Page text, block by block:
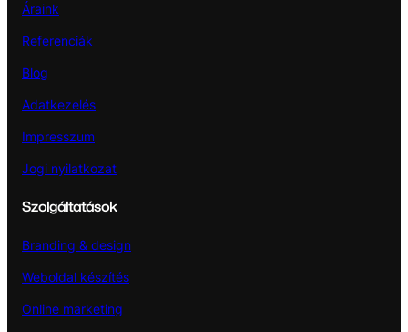
Áraink
Referenciák
Blog
Adatkezelés
Impresszum
Jogi nyilatkozat
Szolgáltatások
Branding & design
Weboldal készítés
Online marketing